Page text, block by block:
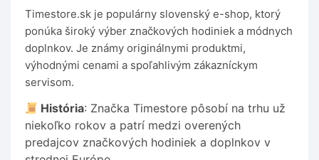
Timestore.sk je populárny slovenský e-shop, ktorý
ponúka široký výber značkových hodiniek a módnych
doplnkov. Je známy originálnymi produktmi,
výhodnými cenami a spoľahlivým zákazníckym
servisom.
História: Značka Timestore pôsobí na trhu už
niekoľko rokov a patrí medzi overených
predajcov značkových hodiniek a doplnkov v